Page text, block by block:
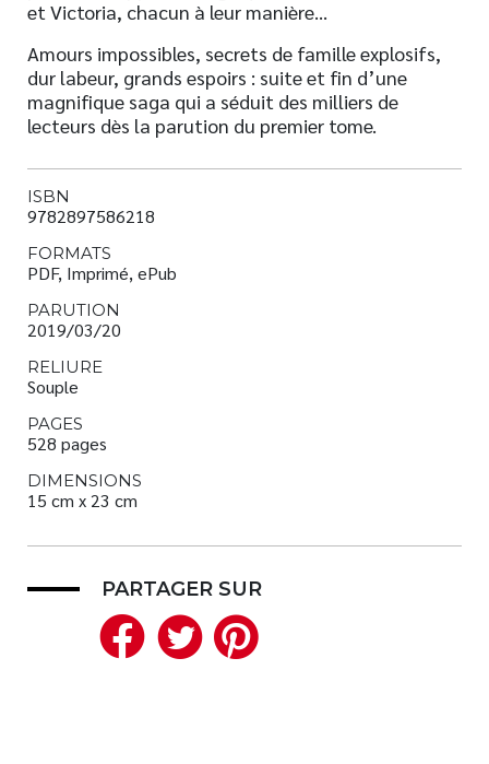
et Victoria, chacun à leur manière…
Amours impossibles, secrets de famille explosifs,
dur labeur, grands espoirs : suite et fin d’une
magnifique saga qui a séduit des milliers de
lecteurs dès la parution du premier tome.
ISBN
9782897586218
FORMATS
PDF, Imprimé, ePub
PARUTION
2019/03/20
RELIURE
Souple
PAGES
528 pages
DIMENSIONS
15 cm x 23 cm
PARTAGER SUR
Facebook
Twitter